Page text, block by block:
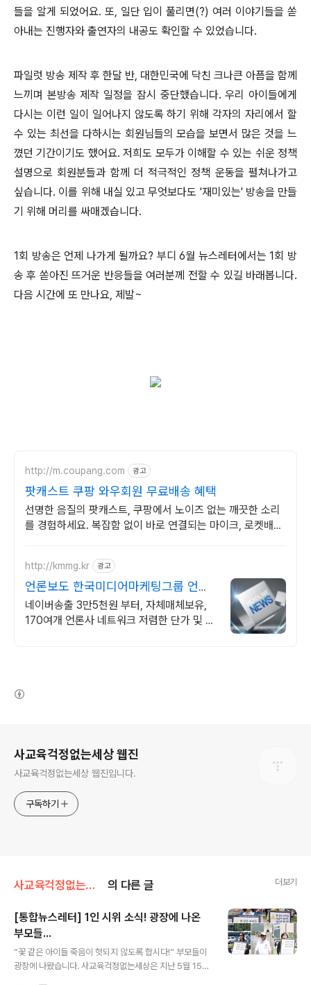
들을 알게 되었어요. 또, 일단 입이 풀리면(?) 여러 이야기들을 쏟
아내는 진행자와 출연자의 내공도 확인할 수 있었습니다.
파일럿 방송 제작 후 한달 반, 대한민국에 닥친 크나큰 아픔을 함께
느끼며 본방송 제작 일정을 잠시 중단했습니다. 우리 아이들에게
다시는 이런 일이 일어나지 않도록 하기 위해 각자의 자리에서 할
수 있는 최선을 다하시는 회원님들의 모습을 보면서 많은 것을 느
꼈던 기간이기도 했어요. 저희도 모두가 이해할 수 있는 쉬운 정책
설명으로 회원분들과 함께 더 적극적인 정책 운동을 펼쳐나가고
싶습니다. 이를 위해 내실 있고 무엇보다도 '재미있는' 방송을 만들
기 위해 머리를 싸매겠습니다.
1회 방송은 언제 나가게 될까요? 부디 6월 뉴스레터에서는 1회 방
송 후 쏟아진 뜨거운 반응들을 여러분께 전할 수 있길 바래봅니다.
다음 시간에 또 만나요, 제발~
http://m.coupang.com 광고
팟캐스트 쿠팡 와우회원 무료배송 혜택
선명한 음질의 팟캐스트, 쿠팡에서 노이즈 없는 깨끗한 소리
를 경험하세요. 복잡함 없이 바로 연결되는 마이크, 로켓배송
http://kmmg.kr 광고
언론보도 한국미디어마케팅그룹 언론
사 직접운영
네이버송출 3만5천원 부터, 자체매체보유,
170여개 언론사 네트워크 저렴한 단가 및 충
사교육걱정없는세상 웹진
사교육걱정없는세상 웹진입니다.
구독하기
사교육걱정없는세상/[삼각지통신]사무실얘기 의 다른 글 더보기
[통합뉴스레터] 1인 시위 소식! 광장에 나온
부모들...
“꽃 같은 아이들 죽음이 헛되지 않도록 합시다!” 부모들이
광장에 나왔습니다. 사교육걱정없는세상은 지난 5월 15